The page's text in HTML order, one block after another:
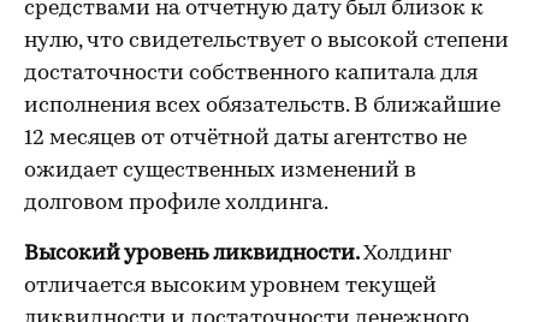
средствами на отчетную дату был близок к
нулю, что свидетельствует о высокой степени
достаточности собственного капитала для
исполнения всех обязательств. В ближайшие
12 месяцев от отчётной даты агентство не
ожидает существенных изменений в
долговом профиле холдинга.
Высокий уровень ликвидности.Холдинг
отличается высоким уровнем текущей